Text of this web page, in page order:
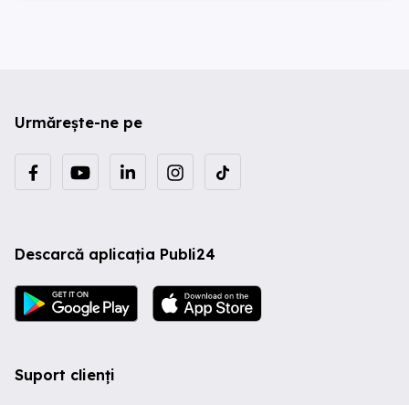
Urmărește-ne pe
Descarcă aplicația Publi24
Suport clienți